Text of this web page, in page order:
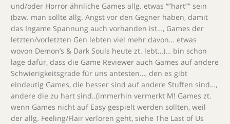
und/oder Horror ähnliche Games allg. etwas “”hart”” sein
(bzw. man sollte allg. Angst vor den Gegner haben, damit
das Ingame Spannung auch vorhanden ist…, Games der
letzten/vorletzten Gen lebten viel mehr davon… etwas
wovon Demon’s & Dark Souls heute zt. lebt…)… bin schon
lage dafür, dass die Game Reviewer auch Games auf andere
Schwierigkeitsgrade für uns antesten…, den es gibt
eindeutig Games, die besser sind auf andere Stuffen sind…,
andere die zu hart sind..(immerhin vermerkt M! Games zt.
wenn Games nicht auf Easy gespielt werden sollten, weil
der allg. Feeling/Flair verloren geht, siehe The Last of Us